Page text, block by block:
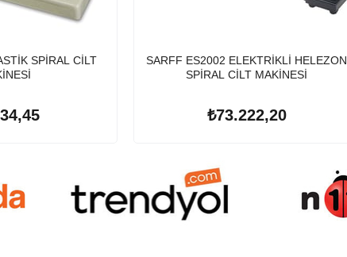
SPİRAL CİLT
SARFF ES2002 ELEKTRİKLİ HELEZON
SPİRAL CİLT MAKİNESİ
₺73.222,20